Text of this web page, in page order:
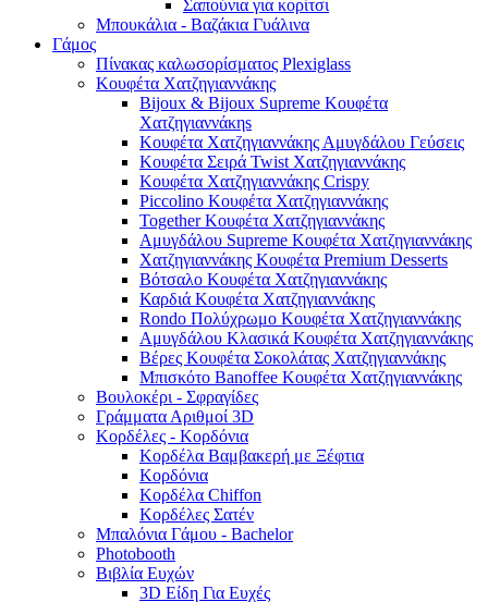
Σαπούνια για κορίτσι
Μπουκάλια - Βαζάκια Γυάλινα
Γάμος
Πίνακας καλωσορίσματος Plexiglass
Κουφέτα Χατζηγιαννάκης
Bijoux & Bijoux Supreme Κουφέτα
Χατζηγιαννάκηs
Κουφέτα Χατζηγιαννάκης Αμυγδάλου Γεύσεις
Κουφέτα Σειρά Twist Χατζηγιαννάκης
Κουφέτα Χατζηγιαννάκης Crispy
Piccolino Κουφέτα Χατζηγιαννάκης
Together Κουφέτα Χατζηγιαννάκης
Αμυγδάλου Supreme Κουφέτα Χατζηγιαννάκης
Χατζηγιαννάκης Κουφέτα Premium Desserts
Βότσαλο Κουφέτα Χατζηγιαννάκης
Καρδιά Κουφέτα Χατζηγιαννάκης
Rondo Πολύχρωμο Κουφέτα Χατζηγιαννάκης
Αμυγδάλου Κλασικά Κουφέτα Χατζηγιαννάκης
Βέρες Κουφέτα Σοκολάτας Χατζηγιαννάκης
Μπισκότο Banoffee Κουφέτα Χατζηγιαννάκης
Βουλοκέρι - Σφραγίδες
Γράμματα Αριθμοί 3D
Κορδέλες - Κορδόνια
Κορδέλα Βαμβακερή με Ξέφτια
Κορδόνια
Κορδέλα Chiffon
Κορδέλες Σατέν
Μπαλόνια Γάμου - Bachelor
Photobooth
Βιβλία Ευχών
3D Είδη Για Ευχές